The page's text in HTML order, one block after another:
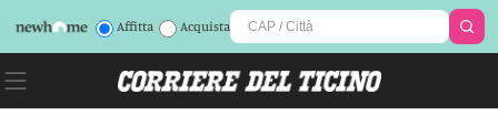
Affitta Acquista